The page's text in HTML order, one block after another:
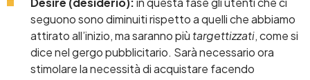
seguono sono diminuiti rispetto a quelli che abbiamo
attirato all’inizio, ma saranno più targettizzati, come si
dice nel gergo pubblicitario. Sarà necessario ora
stimolare la necessità di acquistare facendo